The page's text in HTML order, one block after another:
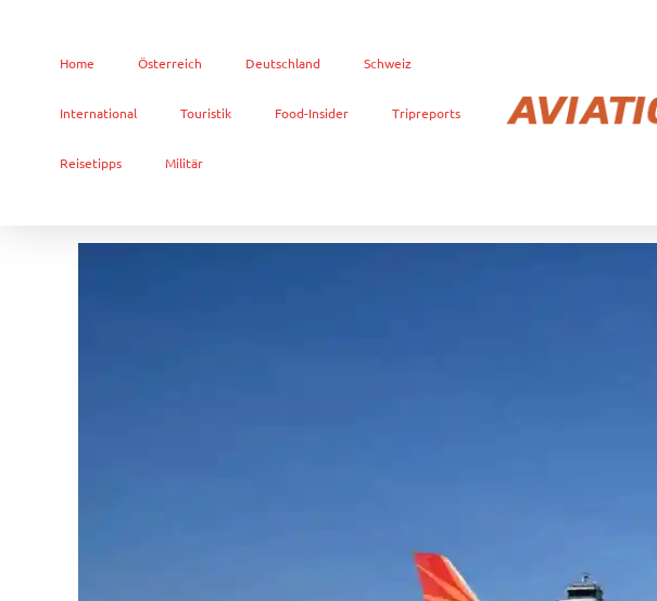
Home Österreich Deutschland Schweiz
International Touristik Food-Insider Tripreports
Reisetipps Militär